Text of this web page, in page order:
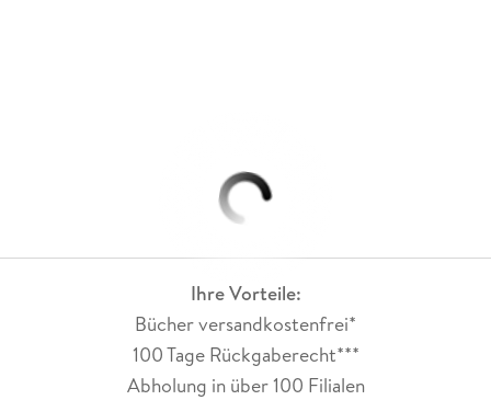
Ihre Vorteile:
Bücher versandkostenfrei*
100 Tage Rückgaberecht***
Abholung in über 100 Filialen